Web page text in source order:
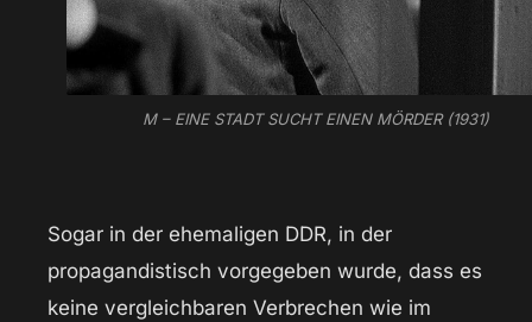
M – EINE STADT SUCHT EINEN MÖRDER (1931)
Sogar in der ehemaligen DDR, in der
propagandistisch vorgegeben wurde, dass es
keine vergleichbaren Verbrechen wie im